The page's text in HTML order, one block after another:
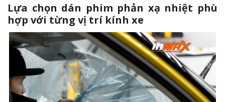
Lựa chọn dán phim phản xạ nhiệt phù
hợp với từng vị trí kính xe